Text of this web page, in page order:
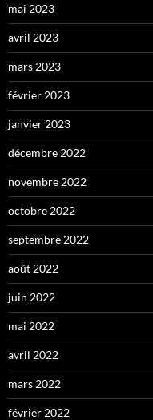
mai 2023
avril 2023
mars 2023
février 2023
janvier 2023
décembre 2022
novembre 2022
octobre 2022
septembre 2022
août 2022
juin 2022
mai 2022
avril 2022
mars 2022
février 2022